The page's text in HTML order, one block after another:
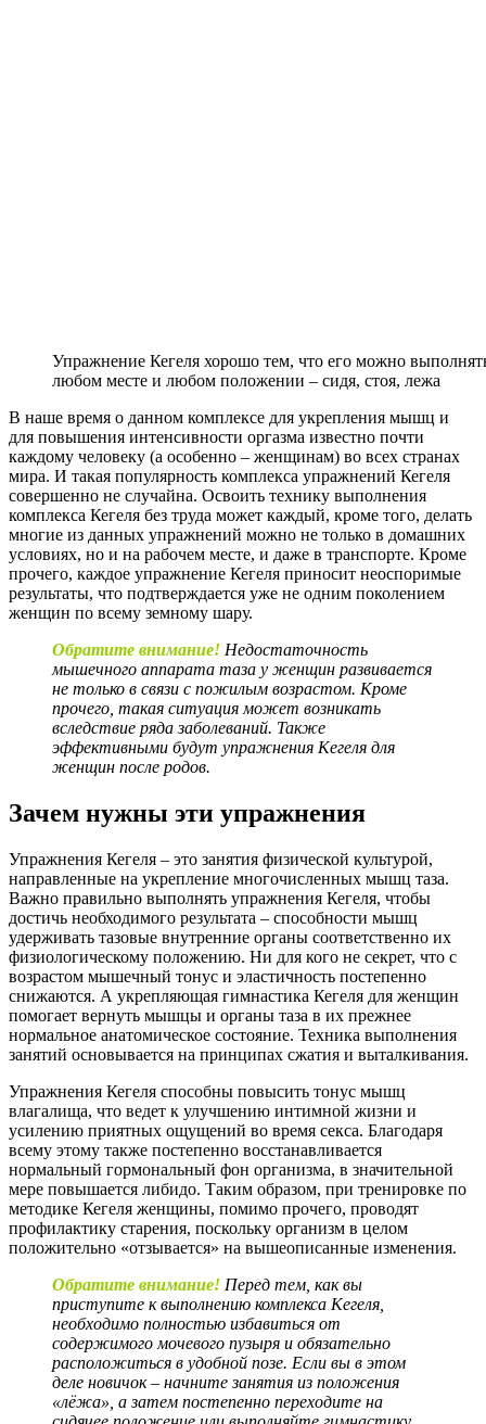
Упражнение Кегеля хорошо тем, что его можно
любом месте и любом положении – сидя, стоя, лежа
В наше время о данном комплексе для укрепления мышц и
для повышения интенсивности оргазма известно почти
каждому человеку (а особенно – женщинам) во всех странах
мира. И такая популярность комплекса упражнений Кегеля
совершенно не случайна. Освоить технику выполнения
комплекса Кегеля без труда может каждый, кроме того, делать
многие из данных упражнений можно не только в домашних
условиях, но и на рабочем месте, и даже в транспорте. Кроме
прочего, каждое упражнение Кегеля приносит неоспоримые
результаты, что подтверждается уже не одним поколением
женщин по всему земному шару.
Обратите внимание! Недостаточность
мышечного аппарата таза у женщин развивается
не только в связи с пожилым возрастом. Кроме
прочего, такая ситуация может возникать
вследствие ряда заболеваний. Также
эффективными будут упражнения Кегеля для
женщин после родов.
Зачем нужны эти упражнения
Упражнения Кегеля – это занятия физической культурой,
направленные на укрепление многочисленных мышц таза.
Важно правильно выполнять упражнения Кегеля, чтобы
достичь необходимого результата – способности мышц
удерживать тазовые внутренние органы соответственно их
физиологическому положению. Ни для кого не секрет, что с
возрастом мышечный тонус и эластичность постепенно
снижаются. А укрепляющая гимнастика Кегеля для женщин
помогает вернуть мышцы и органы таза в их прежнее
нормальное анатомическое состояние. Техника выполнения
занятий основывается на принципах сжатия и выталкивания.
Упражнения Кегеля способны повысить тонус мышц
влагалища, что ведет к улучшению интимной жизни и
усилению приятных ощущений во время секса. Благодаря
всему этому также постепенно восстанавливается
нормальный гормональный фон организма, в значительной
мере повышается либидо. Таким образом, при тренировке по
методике Кегеля женщины, помимо прочего, проводят
профилактику старения, поскольку организм в целом
положительно «отзывается» на вышеописанные изменения.
Обратите внимание! Перед тем, как вы
приступите к выполнению комплекса Кегеля,
необходимо полностью избавиться от
содержимого мочевого пузыря и обязательно
расположиться в удобной позе. Если вы в этом
деле новичок – начните занятия из положения
«лёжа», а затем постепенно переходите на